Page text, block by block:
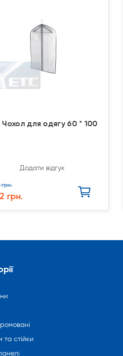
Чохол для одягу 60 * 100
Додати відгук
грн.
грн.
та стійки